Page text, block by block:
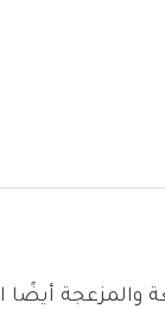
أيضًا